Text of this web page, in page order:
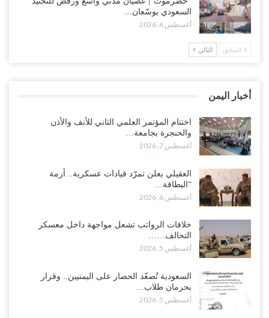
بتعقيد المشهد في المهرة..!
أغسطس 6, 2026
“حضرموت“| في تصعيد غير مسبوق.. انتشار فصيل “مكافحة الإرهاب”
للسعودية بشأن النفط..!
أغسطس 6, 2026
الرئاسي مرحلة التفكك المؤسسي..!
أغسطس 5, 2026
حضرموت على حافة الانفجار.. اشتباكات قبلية مع فصائل سعودية
وتعزيزات عسكرية لحماية ترتيبات تصدير النفط..!
أغسطس 5, 2026
وسط معركة سعودية لإسقاط آخر معاقل الزبيدي.. القبائل تستنفر و”درع
الوطن” تبدأ الانتشار..!
أغسطس 5, 2026
السعودي يوسّعان…
أغسطس 6, 2026
السابق التالي
أخبار اليمن
اختتام المؤتمر العلمي الثاني للأنف والأذن
والحنجرة بجامعة…
أغسطس 7, 2026
العقيلي يعلن تمرّد قيادات عسكرية.. أزمة
“البطاقة…
أغسطس 6, 2026
خلافات الرواتب تشعل مواجهة داخل معسكر
التحالف……
أغسطس 5, 2026
السعودية تُصعّد الحصار على اليمنيين.. وقرار
بحرمان طلاب…
أغسطس 5, 2026